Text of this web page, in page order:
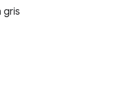
gris